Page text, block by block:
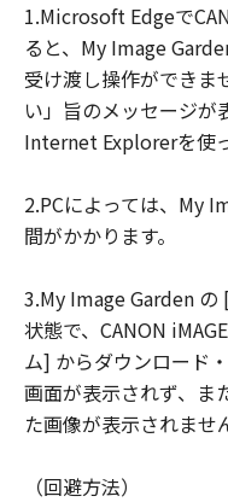
一切の責任を
ユーザーは、
府より必要な
ソフトウェア
たは間接に輸
1.Microsoft Edgeで
ると、My Image
受け渡し操作ができま
い」旨のメッセージが
Internet Explorerを使
2.PCによっては、My
間がかかります。
3.My Image Garden
状態で、CANON
ム] からダウンロード
画面が表示されず、ま
た画像が表示されませ
（回避方法）